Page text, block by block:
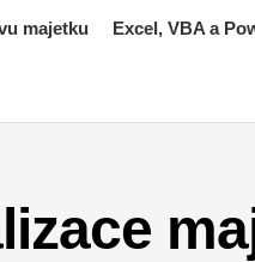
majetku Excel, VBA a